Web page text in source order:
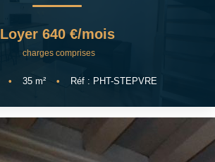
NOS SERVICES
NOTRE AGENCE
Notre Équipe
Loyer 640 €/mois
charges comprises
• 35m² • Réf : PHT-STEPVRE